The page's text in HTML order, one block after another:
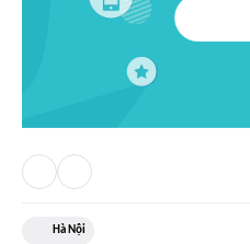
Hà Nội